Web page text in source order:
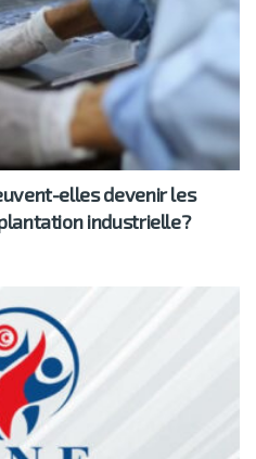
elles devenir les
industrielle?